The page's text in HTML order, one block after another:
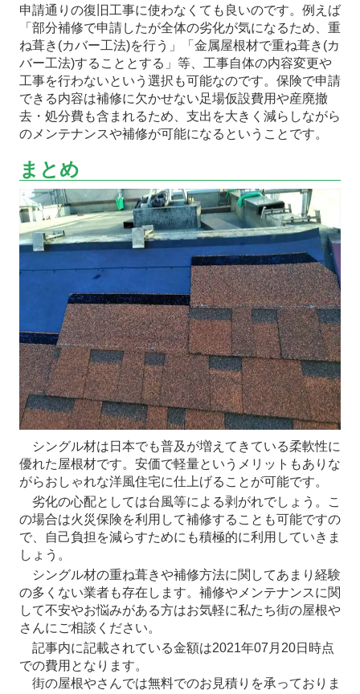
申請通りの復旧工事に使わなくても良いのです。例えば
「部分補修で申請したが全体の劣化が気になるため、重
ね葺き(カバー工法)を行う」「金属屋根材で重ね葺き(カ
バー工法)することとする」等、工事自体の内容変更や
工事を行わないという選択も可能なのです。保険で申請
できる内容は補修に欠かせない足場仮設費用や産廃撤
去・処分費も含まれるため、支出を大きく減らしながら
のメンテナンスや補修が可能になるということです。
まとめ
シングル材は日本でも普及が増えてきている柔軟性に
優れた屋根材です。安価で軽量というメリットもありな
がらおしゃれな洋風住宅に仕上げることが可能です。
劣化の心配としては台風等による剥がれでしょう。こ
の場合は火災保険を利用して補修することも可能ですの
で、自己負担を減らすためにも積極的に利用していきま
しょう。
シングル材の重ね葺きや補修方法に関してあまり経験
の多くない業者も存在します。補修やメンテナンスに関
して不安やお悩みがある方はお気軽に私たち街の屋根や
さんにご相談ください。
記事内に記載されている金額は2021年07月20日時点
での費用となります。
街の屋根やさんでは無料でのお見積りを承っておりま